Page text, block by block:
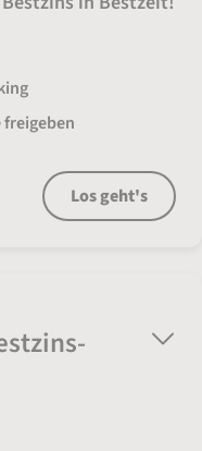
Los geht's